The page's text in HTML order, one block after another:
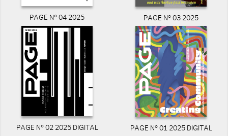
PAGE N° 04 2025 PAGE N° 03 2025
PAGE N° 02 2025 DIGITAL PAGE N° 01 2025 DIGITAL